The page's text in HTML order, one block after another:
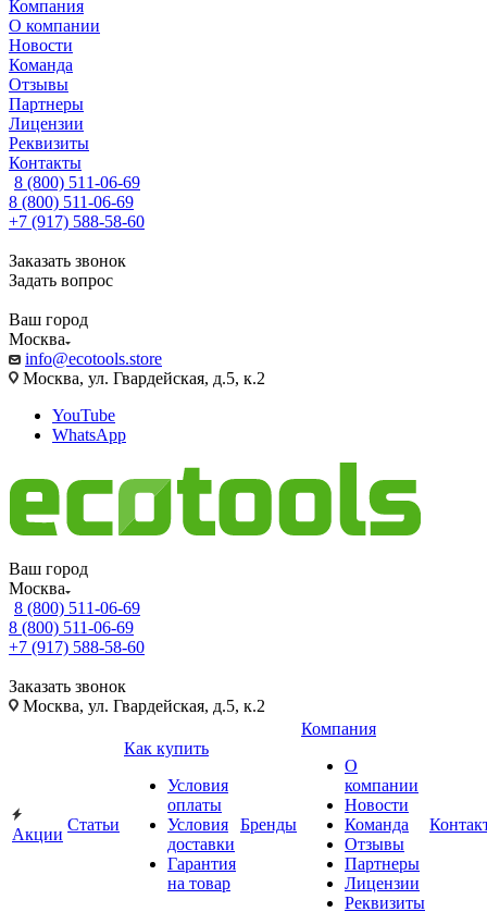
Компания
О компании
Новости
Команда
Отзывы
Партнеры
Лицензии
Реквизиты
Контакты
8 (800) 511-06-69
8 (800) 511-06-69
+7 (917) 588-58-60
Заказать звонок
Задать вопрос
Ваш город
Москва
info@ecotools.store
Москва, ул. Гвардейская, д.5, к.2
YouTube
WhatsApp
Ваш город
Москва
8 (800) 511-06-69
8 (800) 511-06-69
+7 (917) 588-58-60
Заказать звонок
Москва, ул. Гвардейская, д.5, к.2
Акции
Статьи
Как купить
Условия
оплаты
Условия
доставки
Гарантия
на товар
Бренды
Компания
О
компании
Новости
Команда
Отзывы
Партнеры
Лицензии
Реквизиты